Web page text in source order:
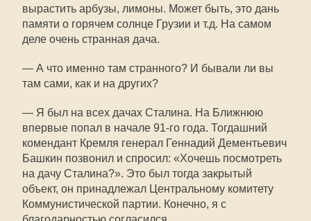
вырастить арбузы, лимоны. Может быть, это дань
памяти о горячем солнце Грузии и т.д. На самом
деле очень странная дача.
— А что именно там странного? И бывали ли вы
там сами, как и на других?
— Я был на всех дачах Сталина. На Ближнюю
впервые попал в начале 91-го года. Тогдашний
комендант Кремля генерал Геннадий Дементьевич
Башкин позвонил и спросил: «Хочешь посмотреть
на дачу Сталина?». Это был тогда закрытый
объект, он принадлежал Центральному комитету
Коммунистической партии. Конечно, я с